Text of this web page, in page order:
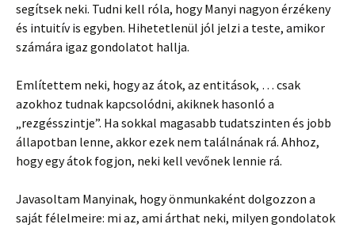
segítsek neki. Tudni kell róla, hogy Manyi nagyon érzékeny
és intuitív is egyben. Hihetetlenül jól jelzi a teste, amikor
számára igaz gondolatot hallja.
Említettem neki, hogy az átok, az entitások, … csak
azokhoz tudnak kapcsolódni, akiknek hasonló a
„rezgésszintje”. Ha sokkal magasabb tudatszinten és jobb
állapotban lenne, akkor ezek nem találnának rá. Ahhoz,
hogy egy átok fogjon, neki kell vevőnek lennie rá.
Javasoltam Manyinak, hogy önmunkaként dolgozzon a
saját félelmeire: mi az, ami árthat neki, milyen gondolatok